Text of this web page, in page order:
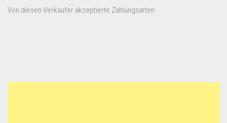
Von diesen Verkäufer akzeptierte Zahlungsarten